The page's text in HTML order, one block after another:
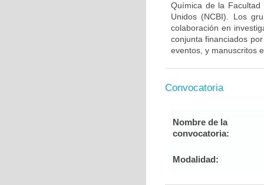
Química de la
Unidos (NCBI). Los
colaboración en
conjunta financiados
eventos, y manuscritos
Convocatoria
Nombre de la
convocatoria:
Modalidad: